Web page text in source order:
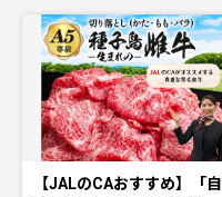
【JALのCAおすすめ】「自